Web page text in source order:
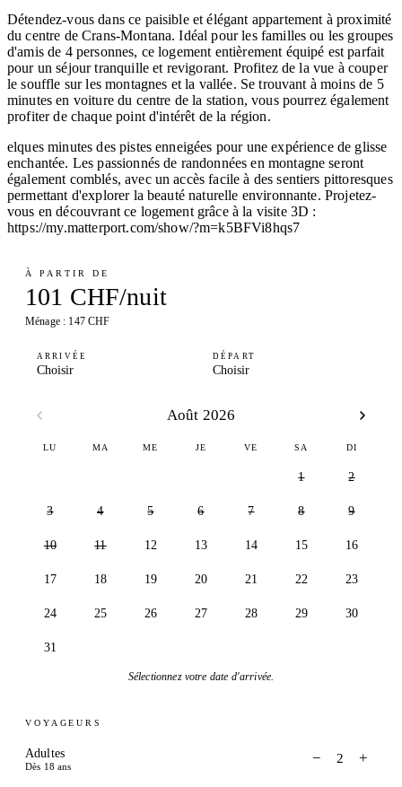
Détendez-vous dans ce paisible et élégant appartement à proximité
du centre de Crans-Montana. Idéal pour les familles ou les groupes
d'amis de 4 personnes, ce logement entièrement équipé est parfait
pour un séjour tranquille et revigorant. Profitez de la vue à couper
le souffle sur les montagnes et la vallée. Se trouvant à moins de 5
minutes en voiture du centre de la station, vous pourrez également
profiter de chaque point d'intérêt de la région.
elques minutes des pistes enneigées pour une expérience de glisse
enchantée. Les passionnés de randonnées en montagne seront
également comblés, avec un accès facile à des sentiers pittoresques
permettant d'explorer la beauté naturelle environnante. Projetez-
vous en découvrant ce logement grâce à la visite 3D :
https://my.matterport.com/show/?m=k5BFVi8hqs7
À PARTIR DE
101 CHF/nuit
Ménage : 147 CHF
ARRIVÉE
Choisir
DÉPART
Choisir
Août 2026
LU MA ME JE VE SA DI
1 2
3 4 5 6 7 8 9
10 11 12 13 14 15 16
17 18 19 20 21 22 23
24 25 26 27 28 29 30
31
Sélectionnez votre date d'arrivée.
VOYAGEURS
Adultes
Dès 18 ans − 2 +